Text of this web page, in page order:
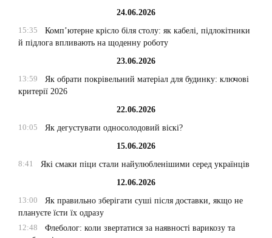
24.06.2026
15:35
Комп’ютерне крісло біля столу: як кабелі, підлокітники
й підлога впливають на щоденну роботу
23.06.2026
13:59
Як обрати покрівельний матеріал для будинку: ключові
критерії 2026
22.06.2026
10:05
Як дегустувати односолодовий віскі?
15.06.2026
8:41
Які смаки піци стали найулюбленішими серед українців
12.06.2026
13:00
Як правильно зберігати суші після доставки, якщо не
плануєте їсти їх одразу
12:48
Флеболог: коли звертатися за наявності варикозу та